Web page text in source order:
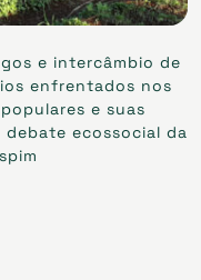
e intercâmbio de
enfrentados nos
e suas
debate ecossocial da